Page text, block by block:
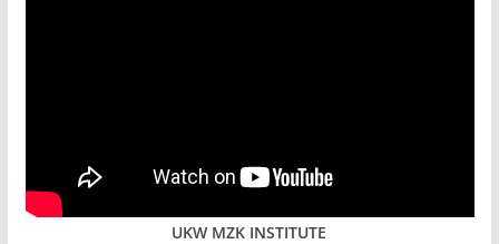
UKW MZK INSTITUTE